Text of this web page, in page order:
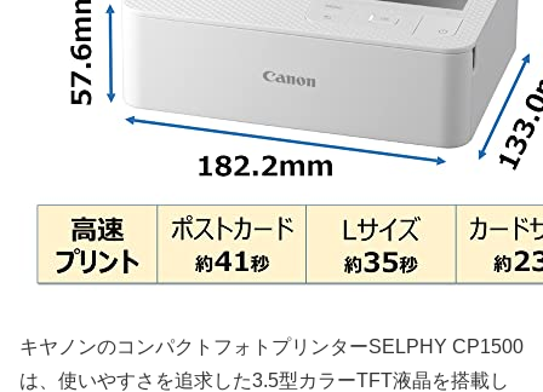
キヤノンのコンパクトフォトプリンターSELPHY CP1500
は、使いやすさを追求した3.5型カラーTFT液晶を搭載し